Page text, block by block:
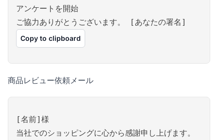
アンケートを開始
ご協力ありがとうございます。 [あなたの署名]
Copy to clipboard
商品レビュー依頼メール
[名前]様
当社でのショッピングに心から感謝申し上げます。